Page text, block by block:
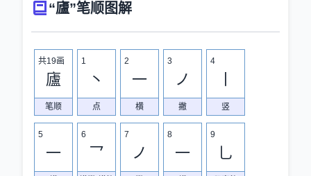
“廬”笔顺图解
共19画
廬
笔顺
1
丶
点
2
一
横
3
ノ
撇
4
竖
5
一
6
乛
7
ノ
8
一
9
乚